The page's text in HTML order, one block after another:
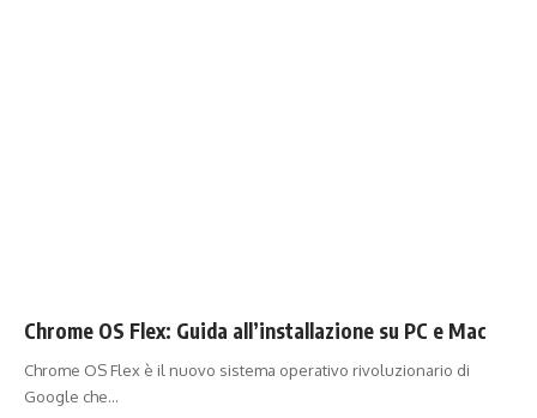
Chrome OS Flex: Guida all’installazione su PC e Mac
Chrome OS Flex è il nuovo sistema operativo rivoluzionario di
Google che…